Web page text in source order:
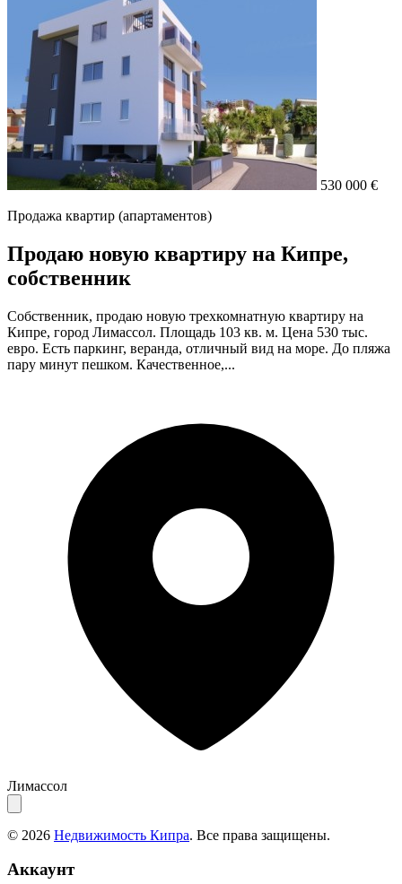
530 000 €
Продажа квартир (апартаментов)
Продаю новую квартиру на Кипре,
собственник
Собственник, продаю новую трехкомнатную квартиру на
Кипре, город Лимассол. Площадь 103 кв. м. Цена 530 тыс.
евро. Есть паркинг, веранда, отличный вид на море. До пляжа
пару минут пешком. Качественное,...
Лимассол
© 2026 Недвижимость Кипра. Все права защищены.
Аккаунт